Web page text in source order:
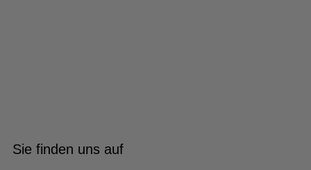
Sie finden uns auf